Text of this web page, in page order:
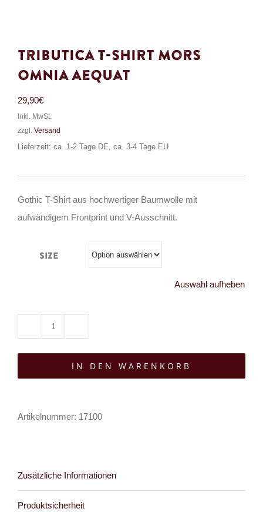
Tributica T-Shirt Mors
Omnia Aequat
29,90€
Inkl. MwSt.
zzgl. Versand
Lieferzeit: ca. 1-2 Tage DE, ca. 3-4 Tage EU
Gothic T-Shirt aus hochwertiger Baumwolle mit
aufwändigem Frontprint und V-Ausschnitt.
Size
Auswahl aufheben
T-
Aequat
IN DEN WARENKORB
Artikelnummer: 17100
Zusätzliche Informationen
Produktsicherheit